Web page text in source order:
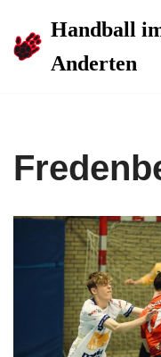
Zum
Handball
Anderten